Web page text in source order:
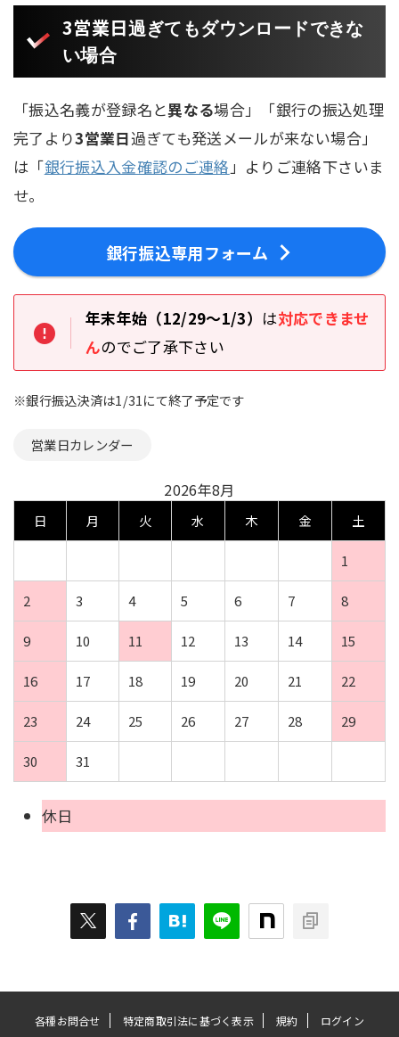
3営業日過ぎてもダウンロードできな
い場合
「振込名義が登録名と異なる場合」「銀行の振込処理
完了より3営業日過ぎても発送メールが来ない場合」
は「銀行振込入金確認のご連絡」よりご連絡下さいま
せ。
銀行振込専用フォーム
年末年始（12/29～1/3） は対応できませ
んのでご了承下さい
※銀行振込決済は1/31にて終了予定です
営業日カレンダー
2026年8月
日 月 火 水 木 金 土
1
2 3 4 5 6 7 8
9 10 11 12 13 14 15
16 17 18 19 20 21 22
23 24 25 26 27 28 29
30 31
休日
各種お問合せ 特定商取引法に基づく表示 規約 ログイン